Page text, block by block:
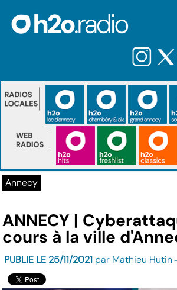
Annecy
ANNECY |
cours à la ville
PUBLIE LE 25/11/2021 par Mathieu Hutin